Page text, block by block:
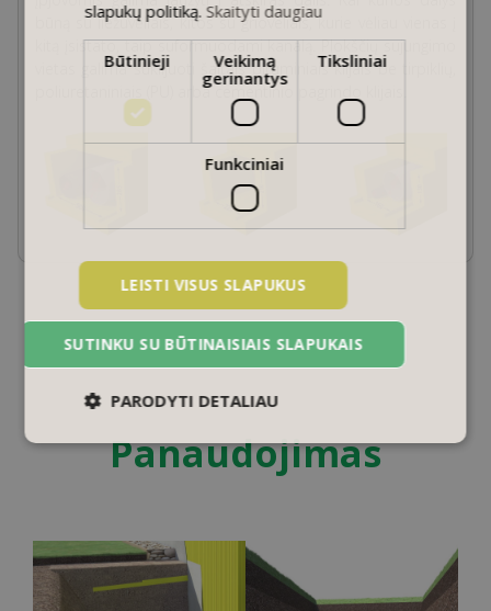
būną su liežuvėliais, kitos su grioveliais, kurie vėliau vienas į
kitą įsistato, taip suformuodami kanalą. Plokščių sujungimo
vietas galima suklijuoti šaltais bituminiais klijais be tirpiklių,
poliuretaniniais (PU) arba cementinio pagrindo klijais.
Panaudojimas
slapukų politiką.Skaityti daugiau
Būtinieji
Veikimą
gerinantys
Tiksliniai
Funkciniai
LEISTI VISUS SLAPUKUS
SUTINKU SU BŪTINAISIAIS SLAPUKAIS
PARODYTI DETALIAU